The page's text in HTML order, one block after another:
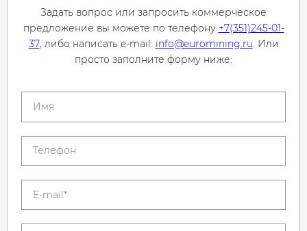
Задать вопрос или запросить коммерческое
предложение вы можете по телефону +7(351)245-01-
37, либо написать e-mail: info@euromining.ru. Или
просто заполните форму ниже: